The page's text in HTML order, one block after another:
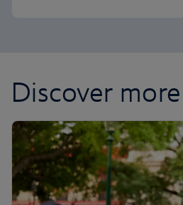
Discover more